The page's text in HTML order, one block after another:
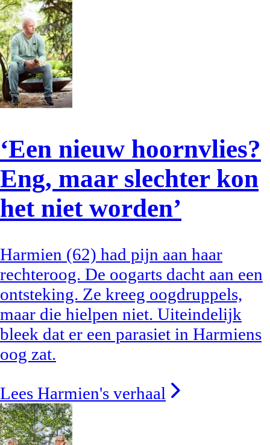
‘Een nieuw hoornvlies?
Eng, maar slechter kon
het niet worden’
Harmien (62) had pijn aan haar
rechteroog. De oogarts dacht aan een
ontsteking. Ze kreeg oogdruppels,
maar die hielpen niet. Uiteindelijk
bleek dat er een parasiet in Harmiens
oog zat.
Lees Harmien's verhaal